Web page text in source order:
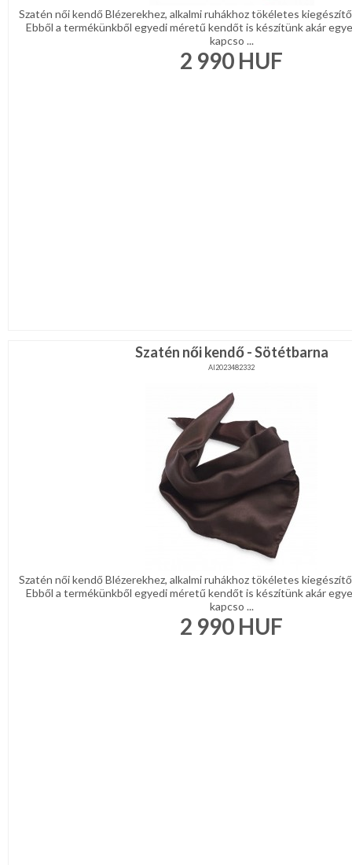
Szatén női kendő Blézerekhez, alkalmi ruhákhoz tökéletes
Ebből a termékünkből egyedi méretű kendőt is készítünk akár
kapcso ...
2 990 HUF
Szatén női kendő - Sötétbarna
AI2023482332
Szatén női kendő Blézerekhez, alkalmi ruhákhoz tökéletes
Ebből a termékünkből egyedi méretű kendőt is készítünk akár
kapcso ...
2 990 HUF